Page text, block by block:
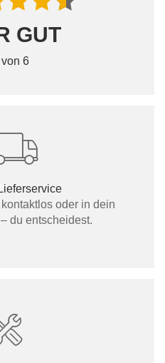
GUT
6
oder in dein
du entscheidest.